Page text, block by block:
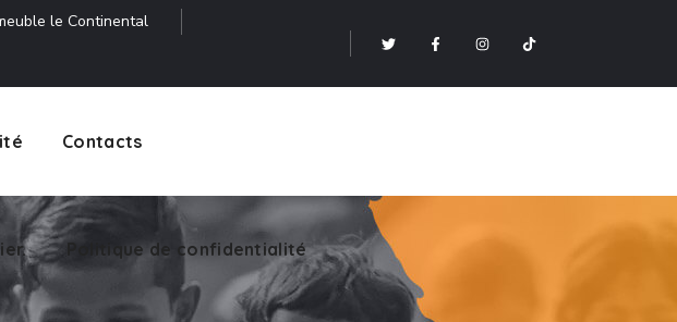
le Continental
Contacts
Politique de confidentialité